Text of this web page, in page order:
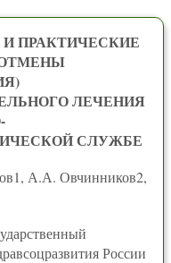
ПРАКТИЧЕСКИЕ
ЛЕЧЕНИЯ
СЛУЖБЕ
А.А. Овчинников2,
России